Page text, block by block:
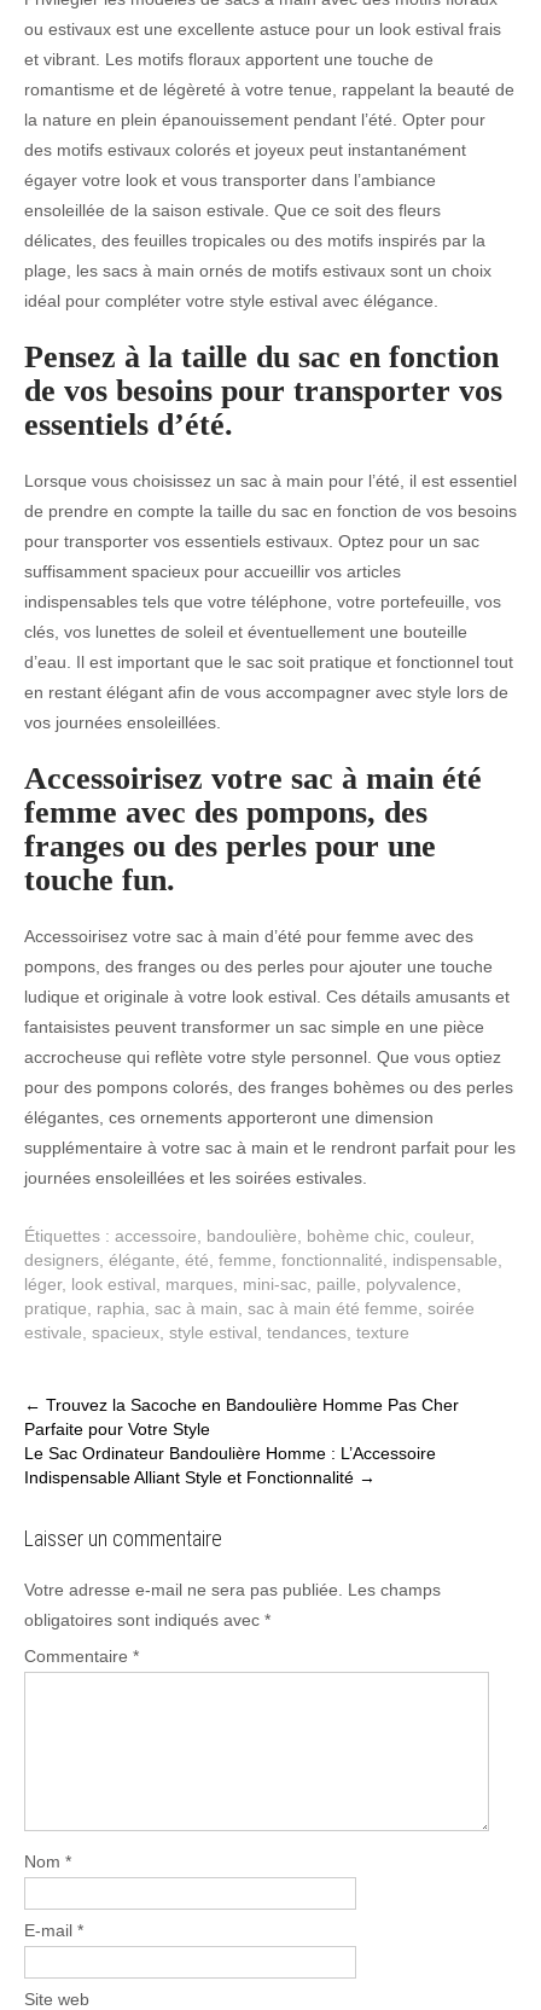
ou estivaux est une excellente astuce pour un look estival frais
et vibrant. Les motifs floraux apportent une touche de
romantisme et de légèreté à votre tenue, rappelant la beauté de
la nature en plein épanouissement pendant l’été. Opter pour
des motifs estivaux colorés et joyeux peut instantanément
égayer votre look et vous transporter dans l’ambiance
ensoleillée de la saison estivale. Que ce soit des fleurs
délicates, des feuilles tropicales ou des motifs inspirés par la
plage, les sacs à main ornés de motifs estivaux sont un choix
idéal pour compléter votre style estival avec élégance.
Pensez à la taille du sac en fonction
de vos besoins pour transporter vos
essentiels d’été.
Lorsque vous choisissez un sac à main pour l’été, il est essentiel
de prendre en compte la taille du sac en fonction de vos besoins
pour transporter vos essentiels estivaux. Optez pour un sac
suffisamment spacieux pour accueillir vos articles
indispensables tels que votre téléphone, votre portefeuille, vos
clés, vos lunettes de soleil et éventuellement une bouteille
d’eau. Il est important que le sac soit pratique et fonctionnel tout
en restant élégant afin de vous accompagner avec style lors de
vos journées ensoleillées.
Accessoirisez votre sac à main été
femme avec des pompons, des
franges ou des perles pour une
touche fun.
Accessoirisez votre sac à main d’été pour femme avec des
pompons, des franges ou des perles pour ajouter une touche
ludique et originale à votre look estival. Ces détails amusants et
fantaisistes peuvent transformer un sac simple en une pièce
accrocheuse qui reflète votre style personnel. Que vous optiez
pour des pompons colorés, des franges bohèmes ou des perles
élégantes, ces ornements apporteront une dimension
supplémentaire à votre sac à main et le rendront parfait pour les
journées ensoleillées et les soirées estivales.
Étiquettes : accessoire bandoulière bohème chic couleur,
designers élégante été femme fonctionnalité indispensable
léger, look estival marques mini-sac paille polyvalence
pratique
raphia sac à main sac à main été femme soirée
estivale spacieux style estival tendances texture
Post
navigation
← Trouvez la Sacoche en Bandoulière Homme Pas Cher
Parfaite pour Votre Style
Le Sac Ordinateur Bandoulière Homme : L’Accessoire
Indispensable Alliant Style et Fonctionnalité →
Laisser un commentaire
Votre adresse e-mail ne sera pas publiée.
Les champs
obligatoires sont indiqués avec *
Commentaire *
Nom *
E-mail *
Site web